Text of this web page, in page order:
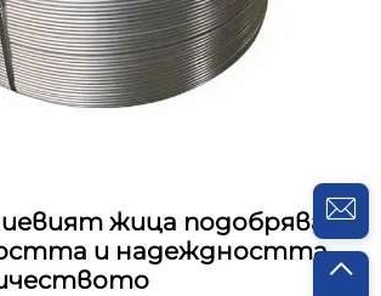
жица подобрява
и надеждността